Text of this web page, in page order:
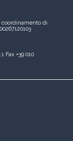
coordinamento di
Fax +39 010